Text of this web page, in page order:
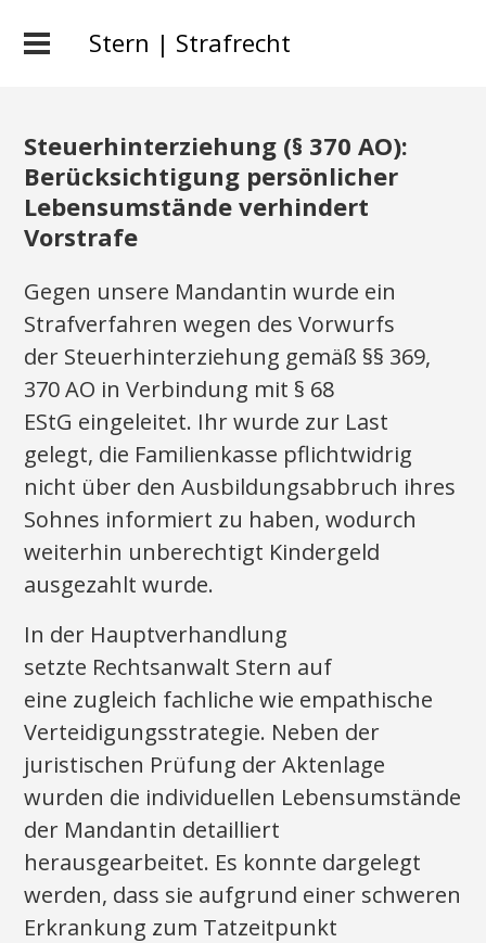
Stern | Strafrecht
Steuerhinterziehung (§ 370 AO):
Berücksichtigung persönlicher
Lebensumstände verhindert
Vorstrafe
Gegen unsere Mandantin wurde ein
Strafverfahren wegen des Vorwurfs
der Steuerhinterziehung gemäß §§ 369,
370 AO in Verbindung mit § 68
EStG eingeleitet. Ihr wurde zur Last
gelegt, die Familienkasse pflichtwidrig
nicht über den Ausbildungsabbruch ihres
Sohnes informiert zu haben, wodurch
weiterhin unberechtigt Kindergeld
ausgezahlt wurde.
In der Hauptverhandlung
setzte Rechtsanwalt Stern auf
eine zugleich fachliche wie empathische
Verteidigungsstrategie. Neben der
juristischen Prüfung der Aktenlage
wurden die individuellen Lebensumstände
der Mandantin detailliert
herausgearbeitet. Es konnte dargelegt
werden, dass sie aufgrund einer schweren
Erkrankung zum Tatzeitpunkt